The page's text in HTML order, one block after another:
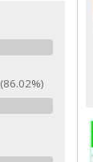
(86.02%)